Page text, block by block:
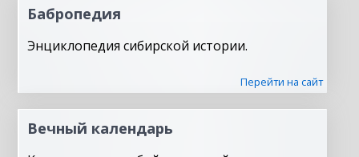
Бабропедия
Энциклопедия сибирской истории.
Перейти на сайт
Вечный календарь